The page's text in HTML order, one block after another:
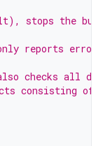
stops the
reports
checks all
consisting of